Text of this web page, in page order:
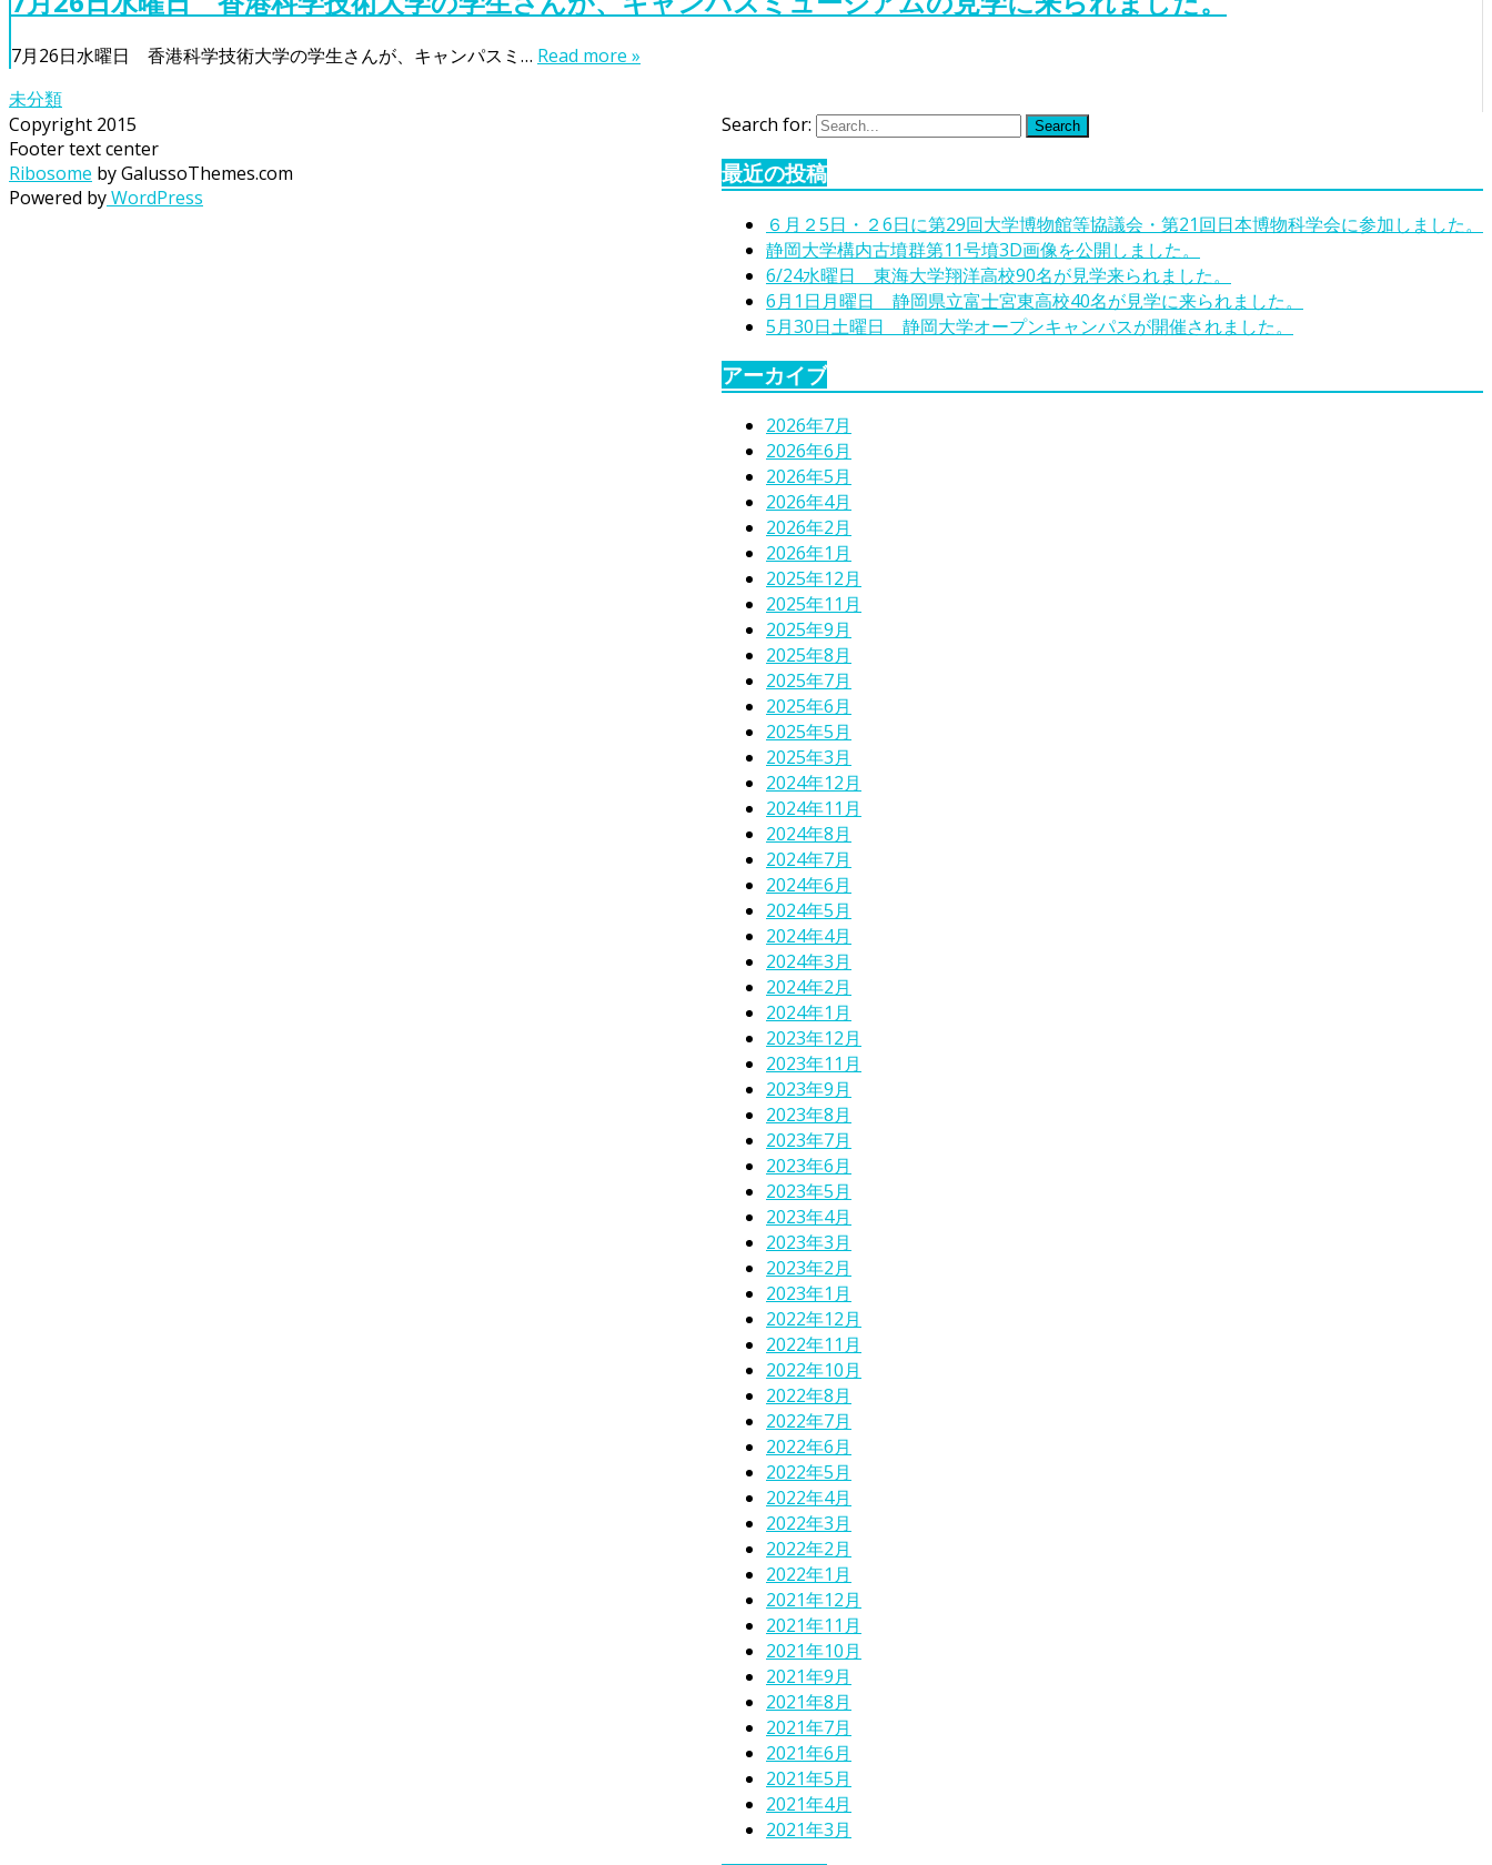
7月26日水曜日 香港科学技術大学の学生さんが、キャンパスミ… Read more »
未分類
Search for:
Search
最近の投稿
６月２5日・２6日に第29回大学博物館等協議会・第21回日本博物科学会に参加しました。
静岡大学構内古墳群第11号墳3D画像を公開しました。
6/24水曜日 東海大学翔洋高校90名が見学来られました。
6月1日月曜日 静岡県立富士宮東高校40名が見学に来られました。
5月30日土曜日 静岡大学オープンキャンパスが開催されました。
アーカイブ
2026年7月
2026年6月
2026年5月
2026年4月
2026年2月
2026年1月
2025年12月
2025年11月
2025年9月
2025年8月
2025年7月
2025年6月
2025年5月
2025年3月
2024年12月
2024年11月
2024年8月
2024年7月
2024年6月
2024年5月
2024年4月
2024年3月
2024年2月
2024年1月
2023年12月
2023年11月
2023年9月
2023年8月
2023年7月
2023年6月
2023年5月
2023年4月
2023年3月
2023年2月
2023年1月
2022年12月
2022年11月
2022年10月
2022年8月
2022年7月
2022年6月
2022年5月
2022年4月
2022年3月
2022年2月
2022年1月
2021年12月
2021年11月
2021年10月
2021年9月
2021年8月
2021年7月
2021年6月
2021年5月
2021年4月
2021年3月
Copyright 2015
Footer text center
Ribosome by GalussoThemes.com
Powered byWordPress